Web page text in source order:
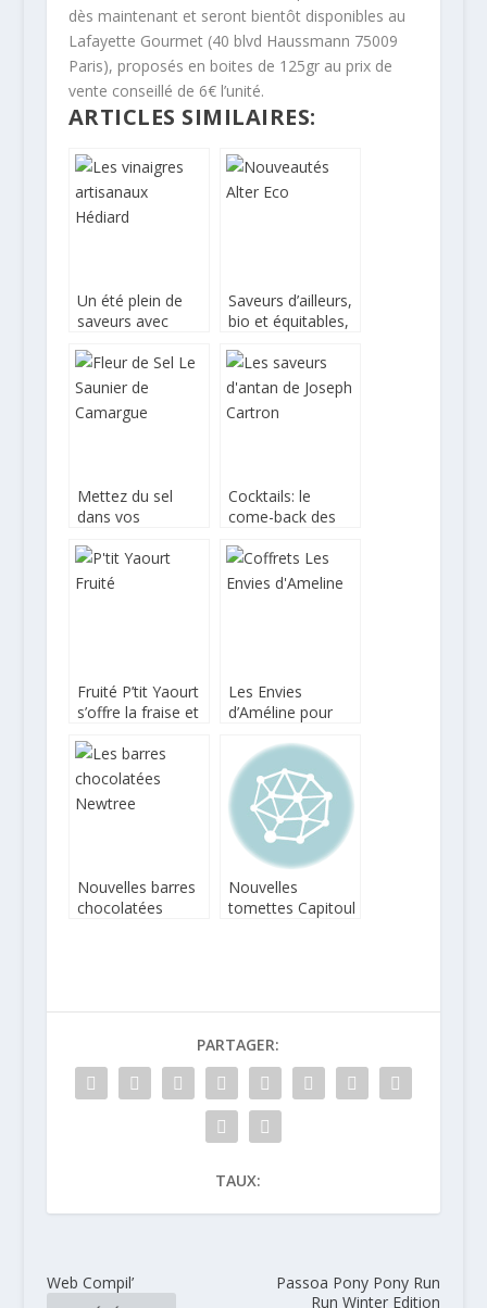
dès maintenant et seront bientôt disponibles au
Lafayette Gourmet (40 blvd Haussmann 75009
Paris), proposés en boites de 125gr au prix de
vente conseillé de 6€ l’unité.
ARTICLES SIMILAIRES:
Un été plein de
saveurs avec
Saveurs d’ailleurs,
bio et équitables,
Mettez du sel
dans vos
plats !
Cocktails: le
come-back des
Fruité P’tit Yaourt
s’offre la fraise et
Les Envies
d’Améline pour
des couleurs à
vos plats
Nouvelles barres
chocolatées
Nouvelles
tomettes Capitoul
PARTAGER:
TAUX:
Web Compil’
Passoa Pony Pony Run
Run Winter Edition